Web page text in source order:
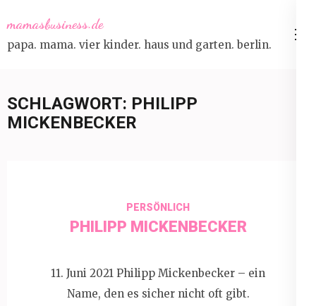
to
content
mamasbusiness.de
papa. mama. vier kinder. haus und garten. berlin.
SCHLAGWORT: PHILIPP
MICKENBECKER
PERSÖNLICH
PHILIPP MICKENBECKER
11. Juni 2021 Philipp Mickenbecker – ein
Name, den es sicher nicht oft gibt.